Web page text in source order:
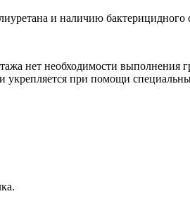
и наличию бактерицидного
нет необходимости
укрепляется при помощи